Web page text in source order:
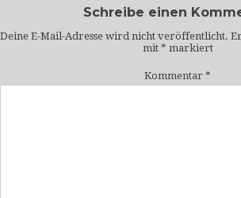
Schreibe einen
Deine E-Mail-Adresse wird nicht veröffentlicht.
mit * markiert
Kommentar *